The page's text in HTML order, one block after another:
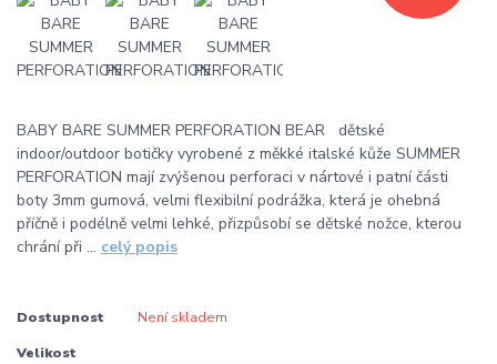
BABY BARE SUMMER PERFORATION BEAR dětské
indoor/outdoor botičky vyrobené z měkké italské kůže SUMMER
PERFORATION mají zvýšenou perforaci v nártové i patní části
boty 3mm gumová, velmi flexibilní podrážka, která je ohebná
příčně i podélně velmi lehké, přizpůsobí se dětské nožce, kterou
chrání při ... celý popis
Dostupnost Není skladem
Velikost